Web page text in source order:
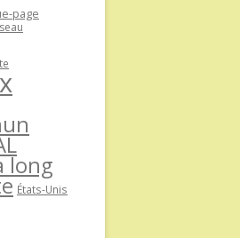
page
long
États-Unis